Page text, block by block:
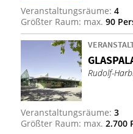
Veranstaltungsräume: 4
Größter Raum: max. 90
Rudolf-
Veranstaltungsräume: 3
Größter Raum: max. 2.700